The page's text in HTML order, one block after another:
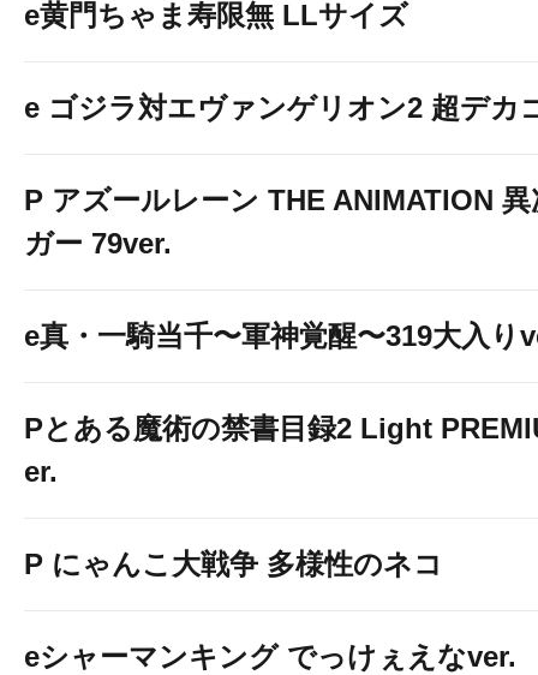
e黄門ちゃま寿限無 LLサイズ
e ゴジラ対エヴァンゲリオン2 超デカ
P アズールレーン THE ANIMATION
ガー 79ver.
e真・一騎当千〜軍神覚醒〜319大入り
Pとある魔術の禁書目録2 Light
er.
P にゃんこ大戦争 多様性のネコ
eシャーマンキング でっけぇえなver.